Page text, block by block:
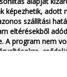
képezhetik, adott
szállítási
eltérésekből
A program nem
hibás árak,